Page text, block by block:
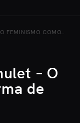
FEMINISMO COMO…
– O
de